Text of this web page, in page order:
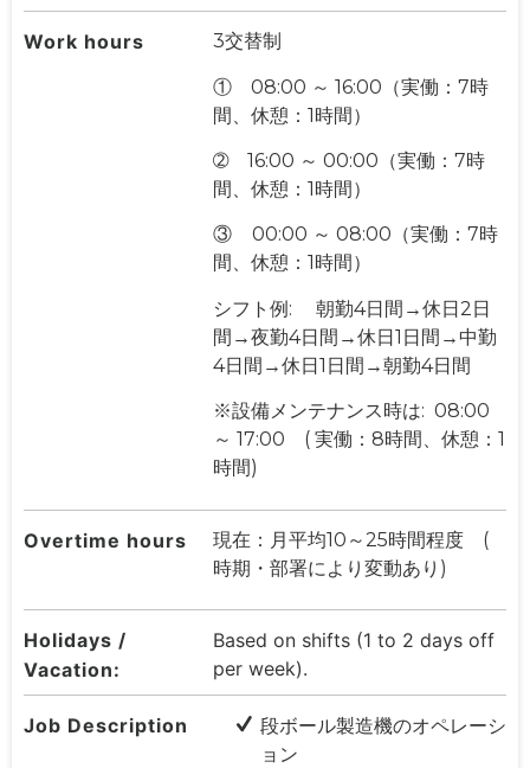
Work hours 3交替制
① 08:00 ～ 16:00（実働：7時
間、休憩：1時間）
➁ 16:00 ～ 00:00（実働：7時
間、休憩：1時間）
③ 00:00 ～ 08:00（実働：7時
間、休憩：1時間）
シフト例: 朝勤4日間→休日2日
間→夜勤4日間→休日1日間→中勤
4日間→休日1日間→朝勤4日間
※設備メンテナンス時は: 08:00
～ 17:00 ( 実働：8時間、休憩：1
時間)
Overtime hours
現在：月平均10～25時間程度 (
時期・部署により変動あり)
Holidays /
Vacation:
Based on shifts (1 to 2 days off
per week).
Job Description
段ボール製造機のオペレーシ
ョン